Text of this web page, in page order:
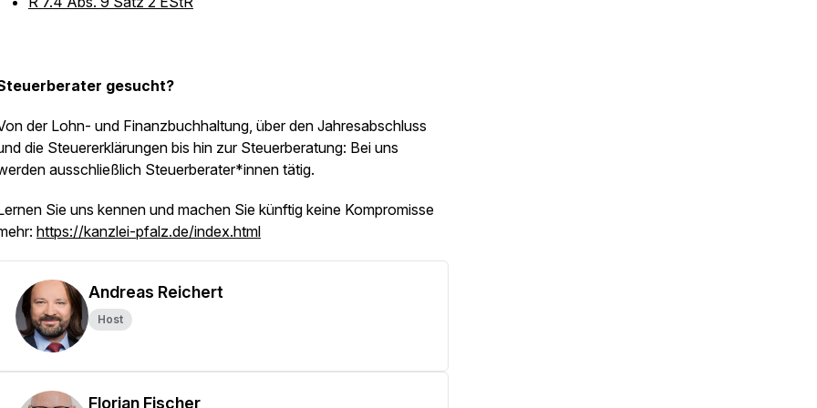
gesucht?
der Lohn- und Finanzbuchhaltung, über den Jahresabschluss
die Steuererklärungen bis hin zur Steuerberatung: Bei uns
ausschließlich Steuerberater*innen tätig.
Sie uns kennen und machen Sie künftig keine Kompromisse
https://kanzlei-pfalz.de/index.html
Andreas Reichert
Host
Florian Fischer